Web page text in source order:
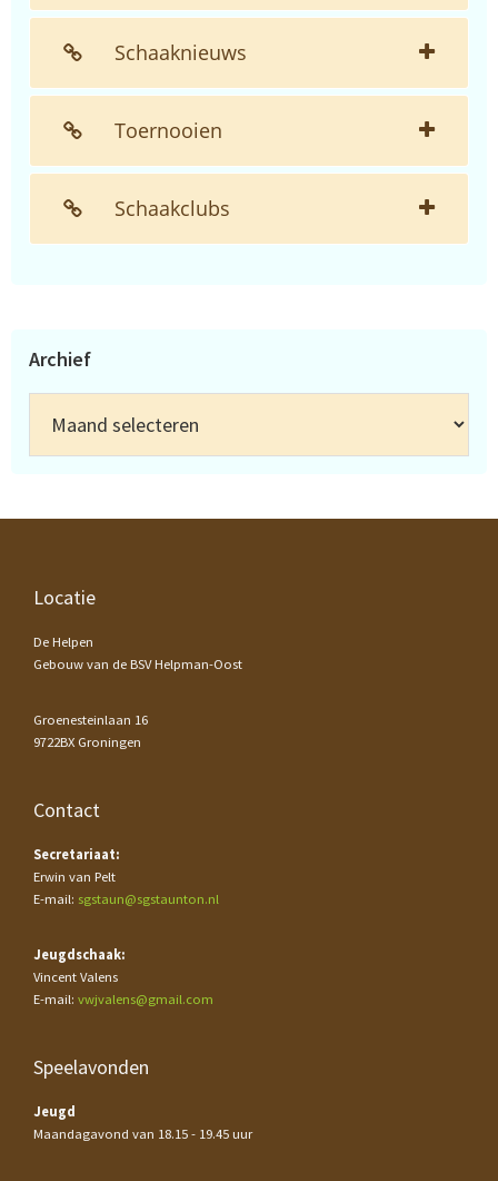
Schaaknieuws
Toernooien
Schaakclubs
Archief
Footer
Locatie
De Helpen
Gebouw van de BSV Helpman-Oost
Groenesteinlaan 16
9722BX Groningen
Contact
Secretariaat:
Erwin van Pelt
E-mail: sgstaun@sgstaunton.nl
Jeugdschaak:
Vincent Valens
E-mail: vwjvalens@gmail.com
Speelavonden
Jeugd
Maandagavond van 18.15 - 19.45 uur